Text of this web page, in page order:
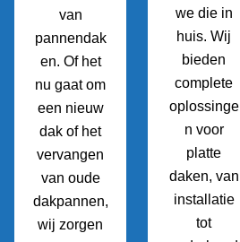
van
pannendak
en. Of het
nu gaat om
een nieuw
dak of het
vervangen
van oude
dakpannen,
wij zorgen
we die in
huis. Wij
bieden
complete
oplossinge
n voor
platte
daken, van
installatie
tot